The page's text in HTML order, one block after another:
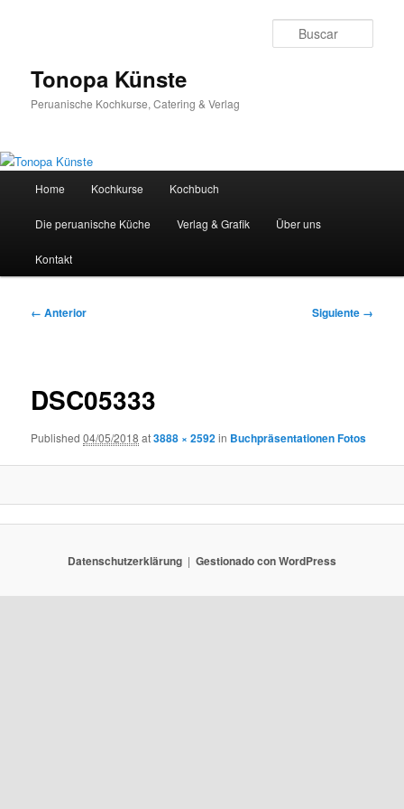
Tonopa Künste
Peruanische Kochkurse, Catering & Verlag
principal
Home Kochkurse Kochbuch
Die peruanische Küche Verlag & Grafik Über uns
Kontakt
Navegador
← Anterior Siguiente →
DSC05333
Published04/05/2018 at3888 × 2592in Buchpräsentationen Fotos
Datenschutzerklärung Gestionado con WordPress